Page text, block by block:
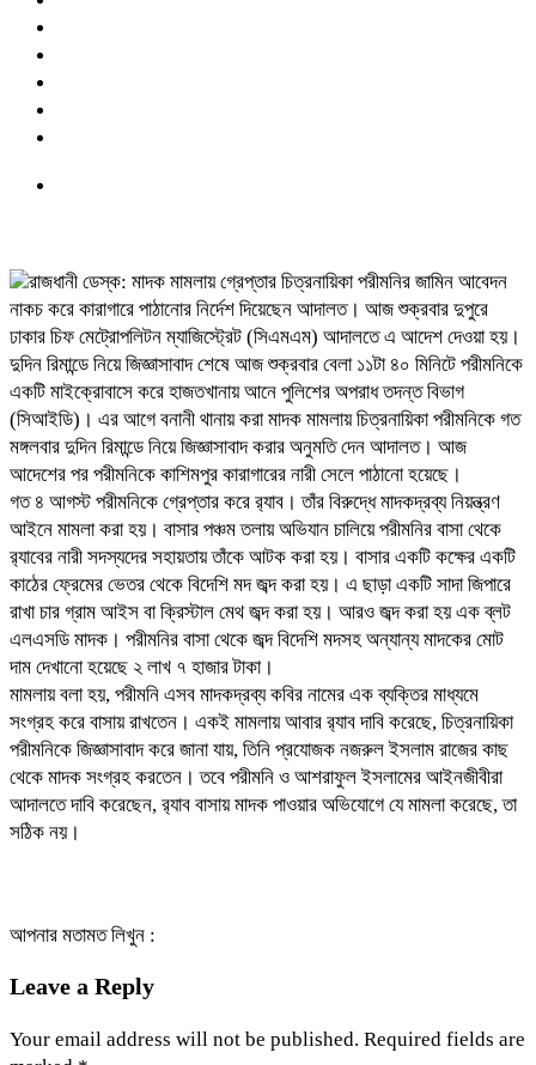
রাজধানী ডেস্ক: মাদক মামলায় গ্রেপ্তার চিত্রনায়িকা পরীমনির জামিন আবেদন
নাকচ করে কারাগারে পাঠানোর নির্দেশ দিয়েছেন আদালত। আজ শুক্রবার দুপুরে
ঢাকার চিফ মেট্রোপলিটন ম্যাজিস্ট্রেট (সিএমএম) আদালতে এ আদেশ দেওয়া হয়।
দুদিন রিমান্ডে নিয়ে জিজ্ঞাসাবাদ শেষে আজ শুক্রবার বেলা ১১টা ৪০ মিনিটে পরীমনিকে
একটি মাইক্রোবাসে করে হাজতখানায় আনে পুলিশের অপরাধ তদন্ত বিভাগ
(সিআইডি)। এর আগে বনানী থানায় করা মাদক মামলায় চিত্রনায়িকা পরীমনিকে গত
মঙ্গলবার দুদিন রিমান্ডে নিয়ে জিজ্ঞাসাবাদ করার অনুমতি দেন আদালত। আজ
আদেশের পর পরীমনিকে কাশিমপুর কারাগারের নারী সেলে পাঠানো হয়েছে।
গত ৪ আগস্ট পরীমনিকে গ্রেপ্তার করে র‍্যাব। তাঁর বিরুদ্ধে মাদকদ্রব্য নিয়ন্ত্রণ
আইনে মামলা করা হয়। বাসার পঞ্চম তলায় অভিযান চালিয়ে পরীমনির বাসা থেকে
র‌্যাবের নারী সদস্যদের সহায়তায় তাঁকে আটক করা হয়। বাসার একটি কক্ষের একটি
কাঠের ফ্রেমের ভেতর থেকে বিদেশি মদ জব্দ করা হয়। এ ছাড়া একটি সাদা জিপারে
রাখা চার গ্রাম আইস বা ক্রিস্টাল মেথ জব্দ করা হয়। আরও জব্দ করা হয় এক ব্লট
এলএসডি মাদক। পরীমনির বাসা থেকে জব্দ বিদেশি মদসহ অন্যান্য মাদকের মোট
দাম দেখানো হয়েছে ২ লাখ ৭ হাজার টাকা।
মামলায় বলা হয়, পরীমনি এসব মাদকদ্রব্য কবির নামের এক ব্যক্তির মাধ্যমে
সংগ্রহ করে বাসায় রাখতেন। একই মামলায় আবার র‌্যাব দাবি করেছে, চিত্রনায়িকা
পরীমনিকে জিজ্ঞাসাবাদ করে জানা যায়, তিনি প্রযোজক নজরুল ইসলাম রাজের কাছ
থেকে মাদক সংগ্রহ করতেন। তবে পরীমনি ও আশরাফুল ইসলামের আইনজীবীরা
আদালতে দাবি করেছেন, র‌্যাব বাসায় মাদক পাওয়ার অভিযোগে যে মামলা করেছে, তা
সঠিক নয়।
আপনার মতামত লিখুন :
Leave a Reply
Your email address will not be published. Required fields are